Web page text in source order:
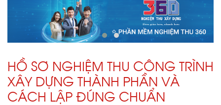
HỒ SƠ NGHIỆM THU CÔNG TRÌNH
XÂY DỰNG THÀNH PHẦN VÀ
CÁCH LẬP ĐÚNG CHUẨN